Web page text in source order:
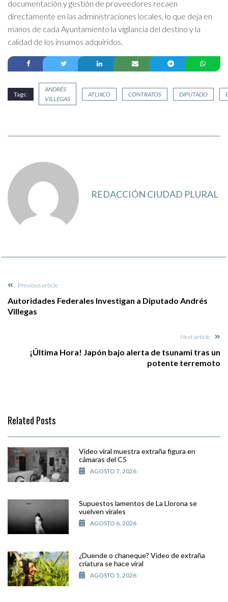
documentación y gestión de proveedores recaen
directamente en las administraciones locales, lo que deja en
manos de cada Ayuntamiento la vigilancia del destino y la
calidad de los insumos adquiridos.
Tags:
ANDRÉS
VILLEGAS
ATLIXCO CONTRATOS DIPUTADO
REDACCIÓN CIUDAD PLURAL
Previous article
Autoridades Federales Investigan a Diputado Andrés
Villegas
Next article
¡Última Hora! Japón bajo alerta de tsunami tras un
potente terremoto
Related Posts
Video viral muestra extraña figura en
cámaras del C5
AGOSTO 7, 2026
Supuestos lamentos de La Llorona se
vuelven virales
AGOSTO 6, 2026
¿Duende o chaneque? Video de extraña
criatura se hace viral
AGOSTO 5, 2026